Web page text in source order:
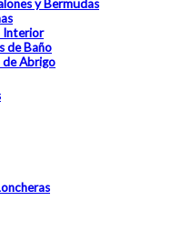
y Bermudas
Interior
de Baño
de Abrigo